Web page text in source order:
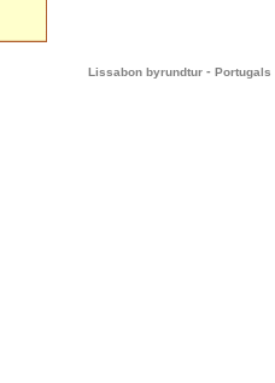
Lissabon byrundtur - Portugals